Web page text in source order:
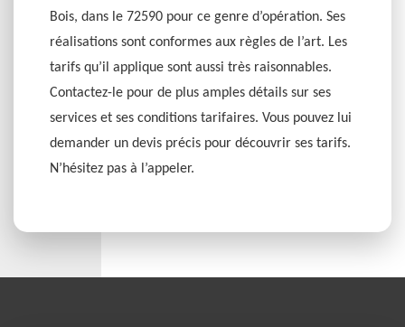
Bois, dans le 72590 pour ce genre d’opération. Ses
réalisations sont conformes aux règles de l’art. Les
tarifs qu’il applique sont aussi très raisonnables.
Contactez-le pour de plus amples détails sur ses
services et ses conditions tarifaires. Vous pouvez lui
demander un devis précis pour découvrir ses tarifs.
N’hésitez pas à l’appeler.